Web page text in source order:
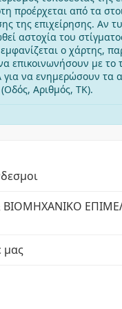
προέρχεται από τα
της επιχείρησης. Αν
αστοχία του
ο χάρτης,
επικοινωνήσουν με
για να ενημερώσουν τα
(Οδός, Αριθμός, ΤΚ).
μας